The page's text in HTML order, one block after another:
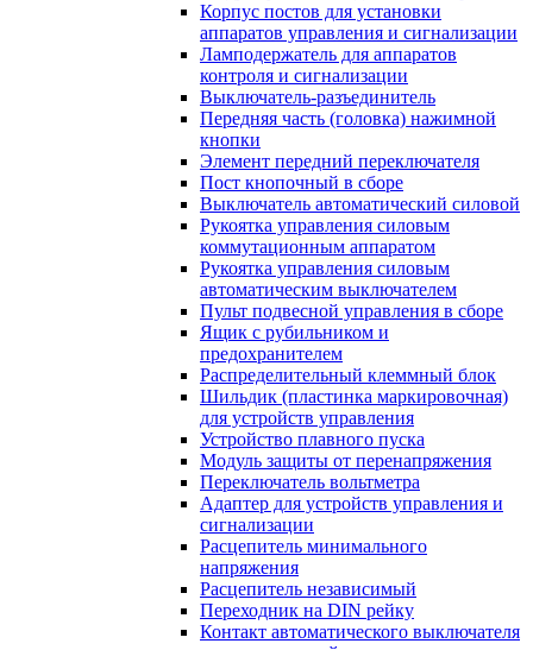
Корпус постов для установки
аппаратов управления и сигнализации
Ламподержатель для аппаратов
контроля и сигнализации
Выключатель-разъединитель
Передняя часть (головка) нажимной
кнопки
Элемент передний переключателя
Пост кнопочный в сборе
Выключатель автоматический силовой
Рукоятка управления силовым
коммутационным аппаратом
Рукоятка управления силовым
автоматическим выключателем
Пульт подвесной управления в сборе
Ящик с рубильником и
предохранителем
Распределительный клеммный блок
Шильдик (пластинка маркировочная)
для устройств управления
Устройство плавного пуска
Модуль защиты от перенапряжения
Переключатель вольтметра
Адаптер для устройств управления и
сигнализации
Расцепитель минимального
напряжения
Расцепитель независимый
Переходник на DIN рейку
Контакт автоматического выключателя